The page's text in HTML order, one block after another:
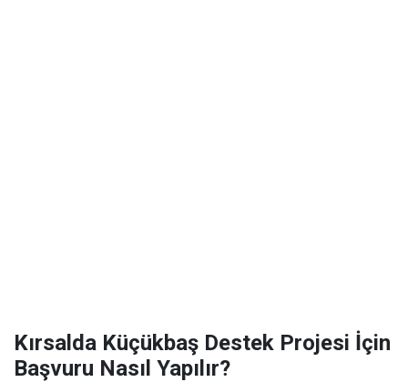
Kırsalda Küçükbaş Destek Projesi İçin
Başvuru Nasıl Yapılır?